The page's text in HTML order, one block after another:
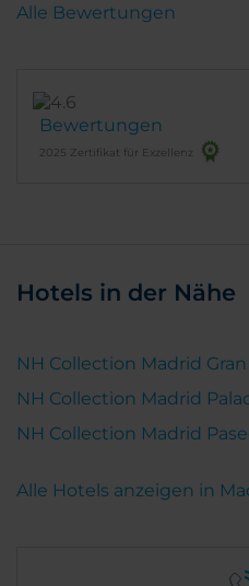
Bewertungen
2025 Zertifikat für Exzellenz
Alle Bewertungen
Hotels in der Nähe
NH Collection Madrid Gran
NH Collection Madrid
NH Collection Madrid
Alle Hotels anzeigen in